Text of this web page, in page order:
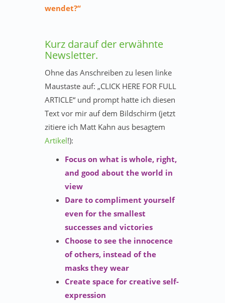
wendet?“
Kurz darauf der erwähnte
Newsletter.
Ohne das Anschreiben zu lesen linke
Maustaste auf: „CLICK HERE FOR FULL
ARTICLE“ und prompt hatte ich diesen
Text vor mir auf dem Bildschirm (jetzt
zitiere ich Matt Kahn aus besagtem
Artikel!):
Focus on what is whole, right,
and good about the world in
view
Dare to compliment yourself
even for the smallest
successes and victories
Choose to see the innocence
of others, instead of the
masks they wear
Create space for creative self-
expression